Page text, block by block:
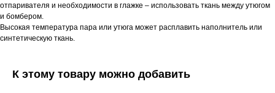
отпаривателя и необходимости в глажке – использовать ткань между утюгом
и бомбером.
Высокая температура пара или утюга может расплавить наполнитель или
синтетическую ткань.
К этому товару можно добавить